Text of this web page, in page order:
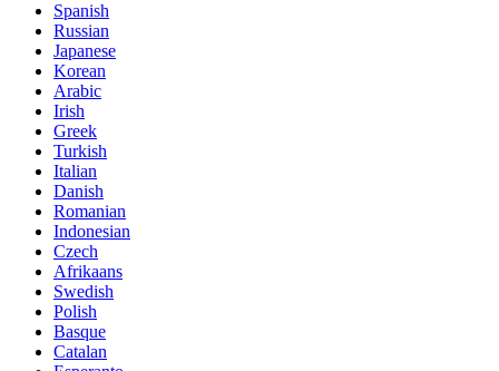
Spanish
Russian
Japanese
Korean
Arabic
Irish
Greek
Turkish
Italian
Danish
Romanian
Indonesian
Czech
Afrikaans
Swedish
Polish
Basque
Catalan